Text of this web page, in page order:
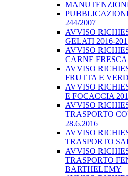
244/2007
AVVISO
GELATI 2016-
AVVISO
CARNE FRESCA
AVVISO
FRUTTA E
AVVISO
E FOCACCIA
AVVISO
TRASPORTO
28.6.2016
AVVISO
TRASPORTO
AVVISO
TRASPORTO
BARTHELEMY